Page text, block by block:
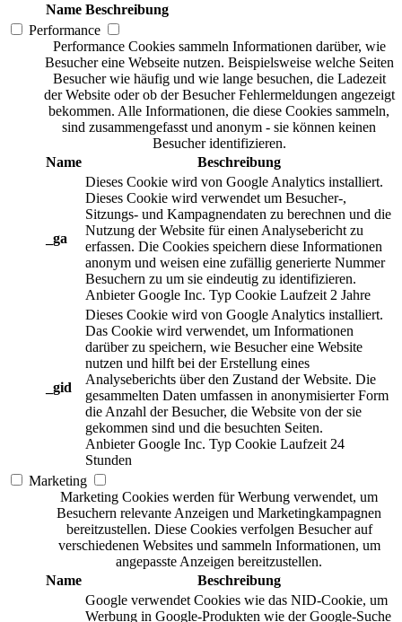
Name Beschreibung
Performance
Performance Cookies sammeln Informationen darüber, wie
Besucher eine Webseite nutzen. Beispielsweise welche Seiten
Besucher wie häufig und wie lange besuchen, die Ladezeit
der Website oder ob der Besucher Fehlermeldungen angezeigt
bekommen. Alle Informationen, die diese Cookies sammeln,
sind zusammengefasst und anonym - sie können keinen
Besucher identifizieren.
Name
Beschreibung
_ga
Dieses Cookie wird von Google Analytics installiert.
Dieses Cookie wird verwendet um Besucher-,
Sitzungs- und Kampagnendaten zu berechnen und die
Nutzung der Website für einen Analysebericht zu
erfassen. Die Cookies speichern diese Informationen
anonym und weisen eine zufällig generierte Nummer
Besuchern zu um sie eindeutig zu identifizieren.
Anbieter Google Inc. Typ Cookie Laufzeit 2 Jahre
_gid
Dieses Cookie wird von Google Analytics installiert.
Das Cookie wird verwendet, um Informationen
darüber zu speichern, wie Besucher eine Website
nutzen und hilft bei der Erstellung eines
Analyseberichts über den Zustand der Website. Die
gesammelten Daten umfassen in anonymisierter Form
die Anzahl der Besucher, die Website von der sie
gekommen sind und die besuchten Seiten.
Anbieter Google Inc. Typ Cookie Laufzeit 24
Stunden
Marketing
Marketing Cookies werden für Werbung verwendet, um
Besuchern relevante Anzeigen und Marketingkampagnen
bereitzustellen. Diese Cookies verfolgen Besucher auf
verschiedenen Websites und sammeln Informationen, um
angepasste Anzeigen bereitzustellen.
Name
Beschreibung
Google verwendet Cookies wie das NID-Cookie, um
Werbung in Google-Produkten wie der Google-Suche